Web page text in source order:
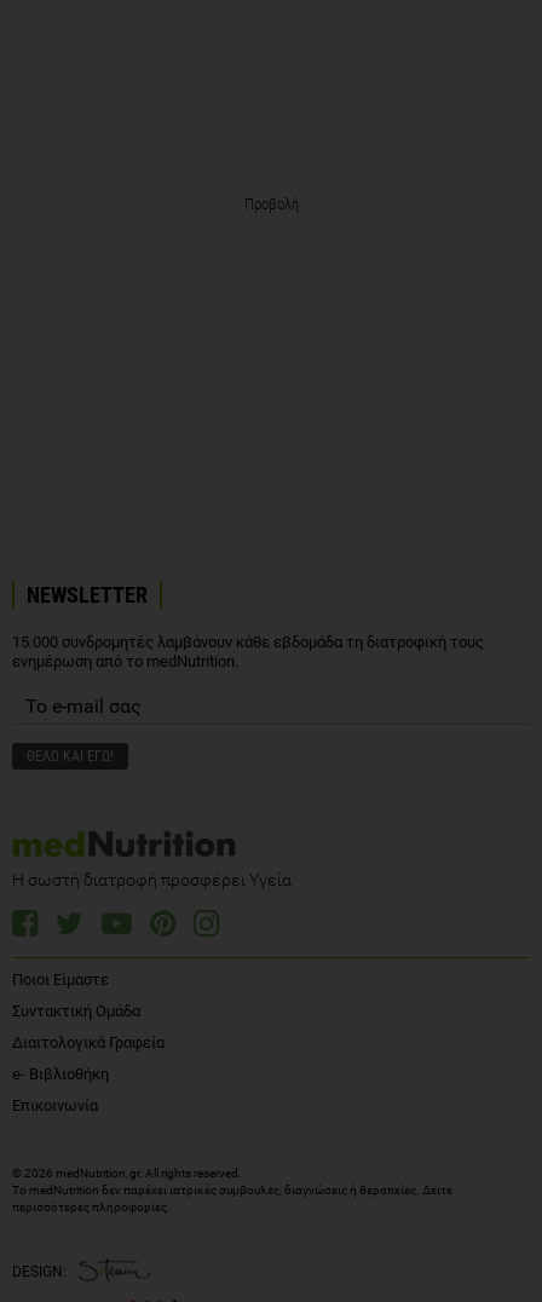
Προβολή
NEWSLETTER
15.000 συνδρομητές λαμβάνουν κάθε εβδομάδα τη διατροφική τους
ενημέρωση από το medNutrition.
Η σωστή διατροφή προσφέρει Υγεία
Ποιοι Είμαστε
Συντακτική Ομάδα
Διαιτολογικά Γραφεία
e- Βιβλιοθήκη
Επικοινωνία
© 2026 medNutrition.gr. All rights reserved.
Το medNutrition δεν παρέχει ιατρικές συμβουλές, διαγνώσεις ή θεραπείες. Δείτε
περισσότερες πληροφορίες
DESIGN: